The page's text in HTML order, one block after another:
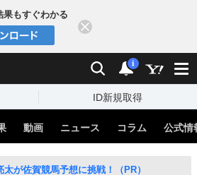
果もすぐわかる
検索 通知
i
ID新規取得
動画 ニュース コラム 公式情
が佐賀競馬予想に挑戦！（PR）